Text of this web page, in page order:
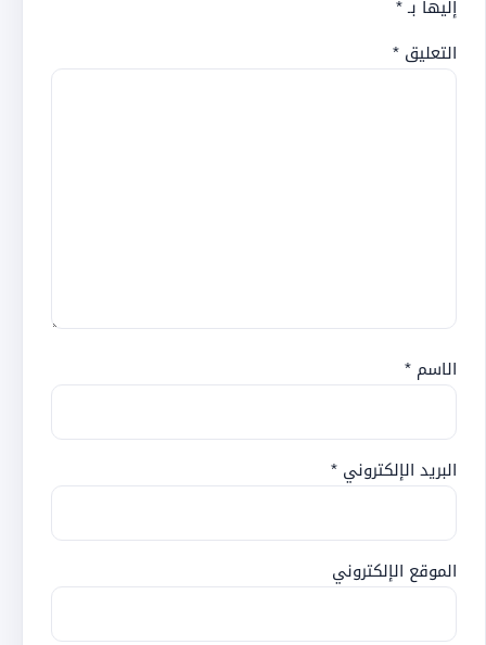
إليها بـ*
التعليق *
الاسم *
البريد الإلكتروني *
الموقع الإلكتروني